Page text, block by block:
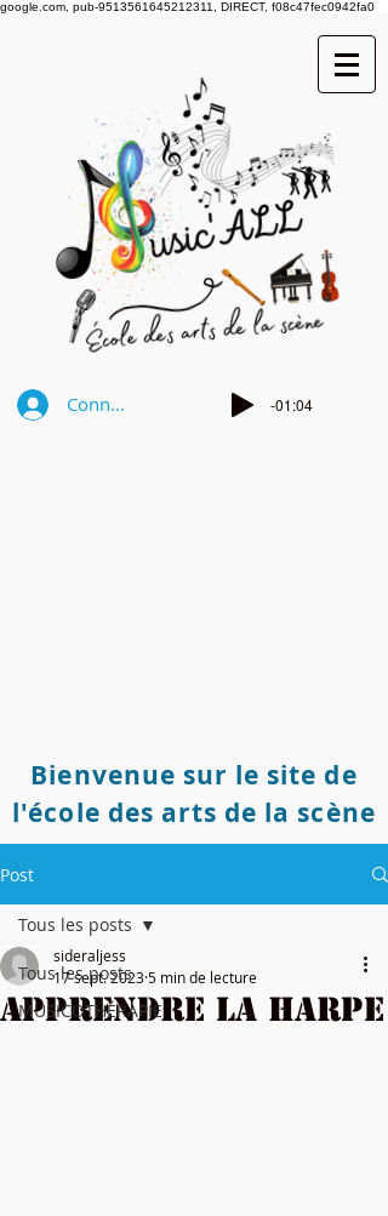
google.com, pub-9513561645212311, DIRECT, f08c47fec0942fa0
Connexion -01:04
Bienvenue sur le site de
l'école des arts de la scène
Post
Tous les posts
MUSICOTHÉRAPIE
Tous les posts
Apprendre la harpe
sideraljess
17 sept. 20235 min de lecture